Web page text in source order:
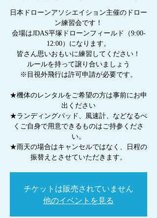
日本ドローンアソシエイション主催のドロー
ン練習会です！
会場はJDAS平塚ドローンフィールド（9:00-
12:00）になります。
皆さん思いおもいに練習してください！
ルールを持って譲り合いましょう
※目視外飛行は許可申請が必要です。
★機体のレンタルをご希望の方は事前にお申
出ください
★ランディングパッド、風速計、などなるべ
くご自身で用意できるものはご持参くださ
い。
★雨天の場合はキャンセルではなく、日程の
振替えとさせていただきます。
チケットは販売されていません
他のイベントを見る